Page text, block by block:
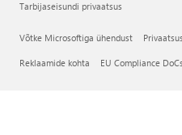
Tarbijaseisundi privaatsus
Võtke Microsoftiga ühendust Privaatsus
Reklaamide kohta EU Compliance DoCs